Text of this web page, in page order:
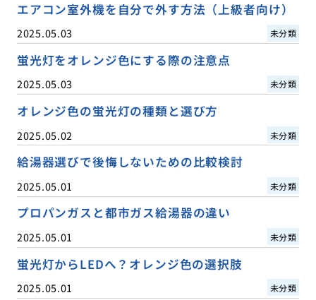
エアコン室外機を自分で外す方法（上級者向け）
2025.05.03 未分類
蛍光灯をオレンジ色にする際の注意点
2025.05.03 未分類
オレンジ色の蛍光灯の種類と選び方
2025.05.02 未分類
給湯器選びで後悔しないための比較検討
2025.05.01 未分類
プロパンガスと都市ガス給湯器の違い
2025.05.01 未分類
蛍光灯からLEDへ？オレンジ色の選択肢
2025.05.01 未分類